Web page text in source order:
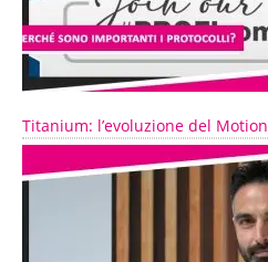
Titanium: l’evoluzione del